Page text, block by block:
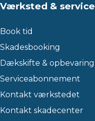
Værksted & service
Book tid
Skadesbooking
Dækskifte & opbevaring
Serviceabonnement
Kontakt værkstedet
Kontakt skadecenter